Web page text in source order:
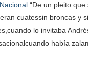
“De un pleito
cuatessin broncas y
lo invitaba
había